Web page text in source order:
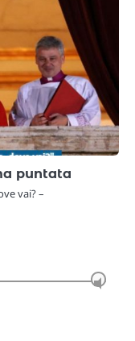
puntata
vai? –